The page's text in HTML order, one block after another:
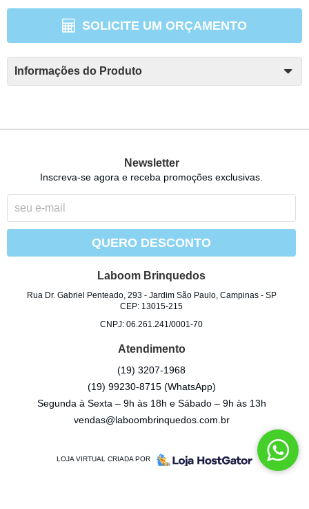
SOLICITE UM ORÇAMENTO
Informações do Produto
Newsletter
Inscreva-se agora e receba promoções exclusivas.
QUERO DESCONTO
Laboom Brinquedos
Rua Dr. Gabriel Penteado, 293- Jardim São Paulo, Campinas- SP
CEP: 13015-215
CNPJ: 06.261.241/0001-70
Atendimento
(19) 3207-1968
(19) 99230-8715 (WhatsApp)
Segunda à Sexta – 9h às 18h e Sábado – 9h às 13h
vendas@laboombrinquedos.com.br
LOJA VIRTUAL CRIADA POR